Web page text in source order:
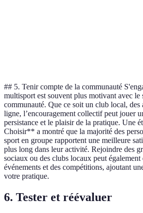
## 5. Tenir compte de la communauté
multisport est souvent plus motivant avec le
communauté. Que ce soit un club local, des
ligne, l’encouragement collectif peut jouer
persistance et le plaisir de la pratique. Une
Choisir** a montré que la majorité des
sport en groupe rapportent une meilleure
plus long dans leur activité. Rejoindre des
sociaux ou des clubs locaux peut
événements et des compétitions, ajoutant
votre pratique.
6. Tester et réévaluer